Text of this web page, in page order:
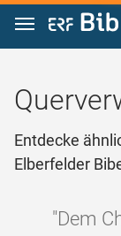
Zum Inhalt
Entdecke
Elberfelder
"Dem